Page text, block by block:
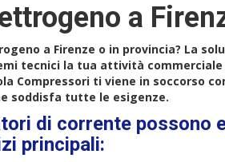
a
a Firenze o in provincia? La
tecnici la tua attività
Compressori ti viene in soccorso
soddisfa tutte le esigenze.
di corrente possono
principali: